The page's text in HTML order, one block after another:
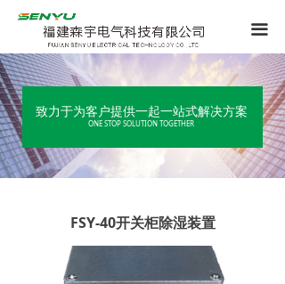
致力于为客户提供一起一站式解决方案
ONE STOP SOLUTION TOGETHER
끀
FSY-40开关柜除湿装置